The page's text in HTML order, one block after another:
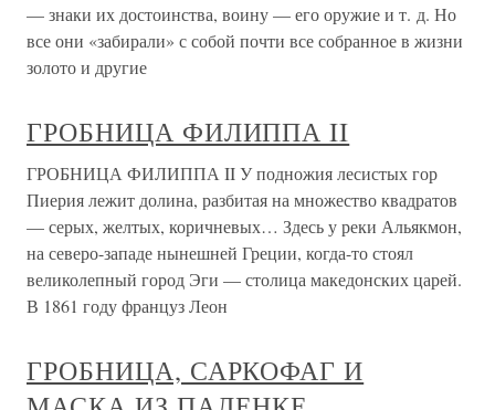
— знаки их достоинства, воину — его оружие и т. д. Но
все они «забирали» с собой почти все собранное в жизни
золото и другие
ГРОБНИЦА ФИЛИППА II
ГРОБНИЦА ФИЛИППА II У подножия лесистых гор
Пиерия лежит долина, разбитая на множество квадратов
— серых, желтых, коричневых… Здесь у реки Альякмон,
на северо-западе нынешней Греции, когда-то стоял
великолепный город Эги — столица македонских царей.
В 1861 году француз Леон
ГРОБНИЦА, САРКОФАГ И